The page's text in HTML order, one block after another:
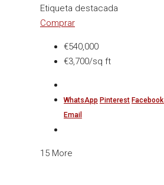
Etiqueta destacada
Comprar
€540,000
€3,700/sq ft
WhatsApp Pinterest Facebook
Email
15 More